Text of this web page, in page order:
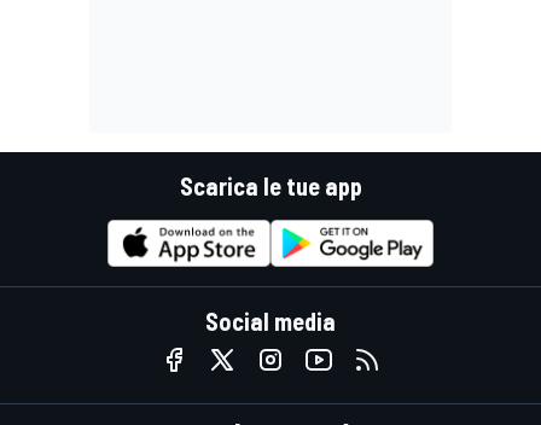
Scarica le tue app
Social media